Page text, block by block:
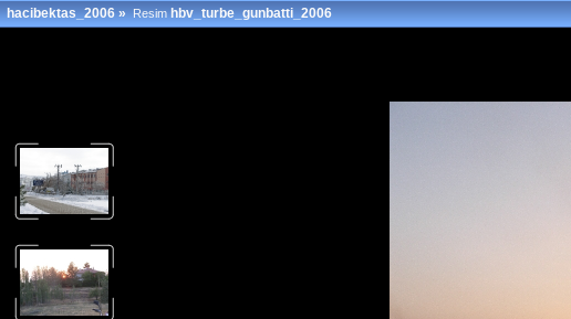
hacibektas_2006»Resimhbv_turbe_gunbatti_2006